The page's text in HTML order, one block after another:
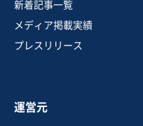
新着記事一覧
メディア掲載実績
プレスリリース
運営元